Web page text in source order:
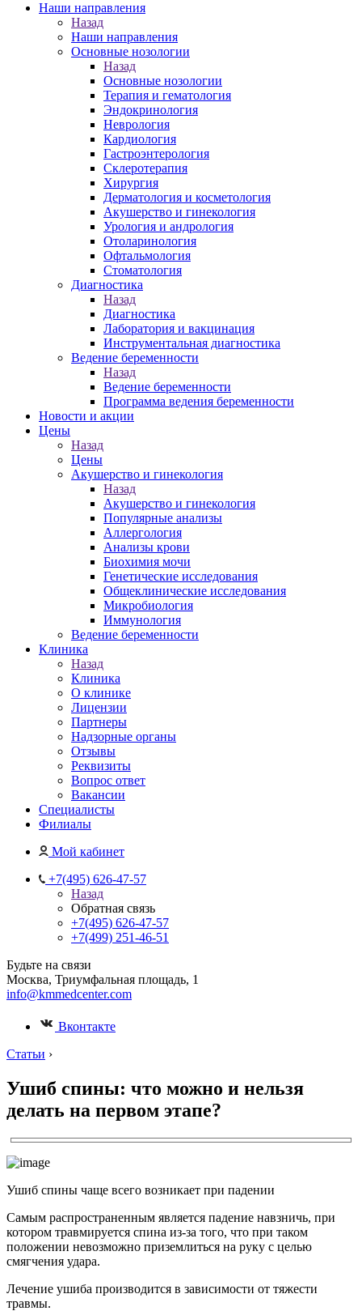
Наши направления
Назад
Наши направления
Основные нозологии
Назад
Основные нозологии
Терапия и гематология
Эндокринология
Неврология
Кардиология
Гастроэнтерология
Склеротерапия
Хирургия
Дерматология и косметология
Акушерство и гинекология
Урология и андрология
Отоларинология
Офтальмология
Стоматология
Диагностика
Назад
Диагностика
Лаборатория и вакцинация
Инструментальная диагностика
Ведение беременности
Назад
Ведение беременности
Программа ведения беременности
Новости и акции
Цены
Назад
Цены
Акушерство и гинекология
Назад
Акушерство и гинекология
Популярные анализы
Аллергология
Анализы крови
Биохимия мочи
Генетические исследования
Общеклинические исследования
Микробиология
Иммунология
Ведение беременности
Клиника
Назад
Клиника
О клинике
Лицензии
Партнеры
Надзорные органы
Отзывы
Реквизиты
Вопрос ответ
Вакансии
Специалисты
Филиалы
Мой кабинет
+7(495) 626-47-57
Назад
Обратная связь
+7(495) 626-47-57
+7(499) 251-46-51
Будьте на связи
Москва, Триумфальная площадь, 1
info@kmmedcenter.com
Вконтакте
Статьи ›
Ушиб спины: что можно и нельзя
делать на первом этапе?
Ушиб спины чаще всего возникает при падении
Самым распространенным является падение навзничь, при
котором травмируется спина из-за того, что при таком
положении невозможно приземлиться на руку с целью
смягчения удара.
Лечение ушиба производится в зависимости от тяжести
травмы.